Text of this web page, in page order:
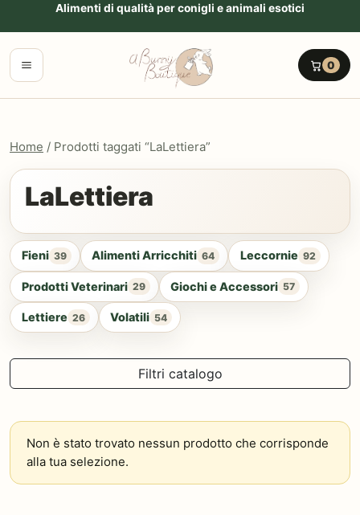
Vai al contenutoAlimenti di qualità per conigli e animali esotici
Menu 0
Home / Prodotti taggati “LaLettiera”
LaLettiera
Fieni 39 Alimenti Arricchiti 64 Leccornie 92
Prodotti Veterinari 29 Giochi e Accessori 57
Lettiere 26 Volatili 54
Filtri catalogo
Non è stato trovato nessun prodotto che corrisponde
alla tua selezione.